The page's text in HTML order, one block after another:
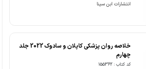
انتشارات ابن سینا
خلاصه روان پزشکی کاپلان و سادوک 2022 جلد
چهارم
کد کتاب : 155362